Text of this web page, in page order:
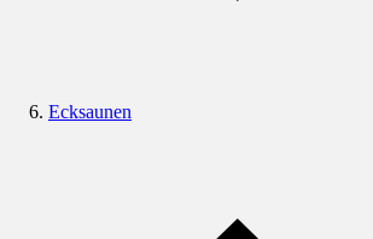
Ecksaunen